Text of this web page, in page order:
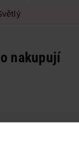
nakupují